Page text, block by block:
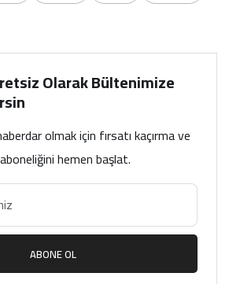
Olarak Bültenimize
olmak için fırsatı kaçırma ve
hemen başlat.
ABONE OL